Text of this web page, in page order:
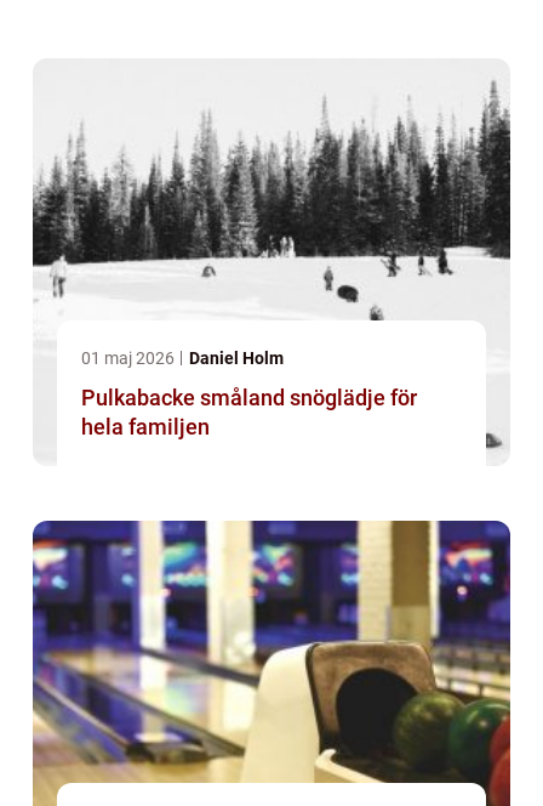
01 maj 2026 Daniel Holm
Pulkabacke småland snöglädje för
hela familjen